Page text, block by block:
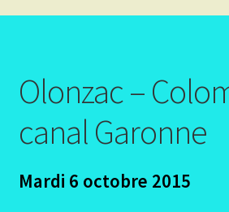
Mes 6 chemins vtt de Compostelle
Autres trajets VTT
Chemin de Stevenson
Les canaux
Olonzac –
canal Garonne
Mardi 6 octobre 2015